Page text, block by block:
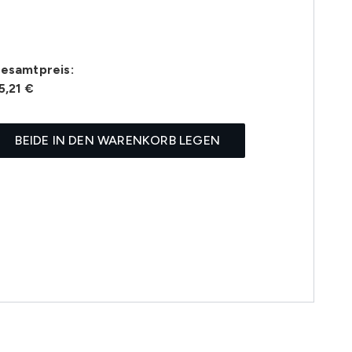
€
BEIDE IN DEN WARENKORB LEGEN